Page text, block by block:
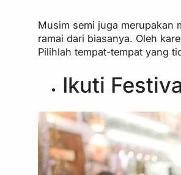
Musim semi juga merupakan
ramai dari biasanya. Oleh
Pilihlah tempat-tempat yang
Ikuti